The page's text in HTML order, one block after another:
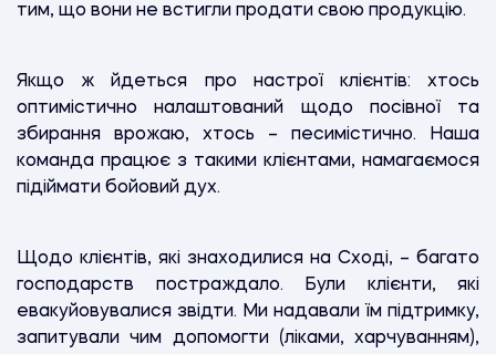
тим, що вони не встигли продати свою продукцію.
Якщо ж йдеться про настрої клієнтів: хтось
оптимістично налаштований щодо посівної та
збирання врожаю, хтось – песимістично. Наша
команда працює з такими клієнтами, намагаємося
підіймати бойовий дух.
Щодо клієнтів, які знаходилися на Сході, – багато
господарств постраждало. Були клієнти, які
евакуйовувалися звідти. Ми надавали їм підтримку,
запитували чим допомогти (ліками, харчуванням),